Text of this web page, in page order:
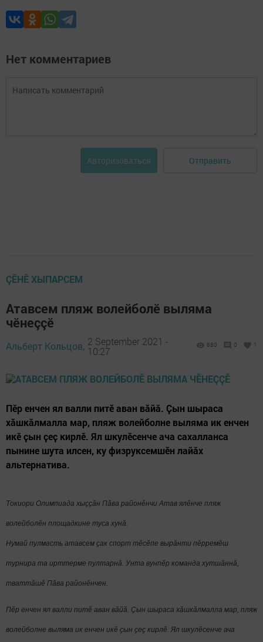
Нет комментариев
Авторизоваться Отправить
ÇӖНӖ ХЫПАРСЕМ
Атавсем пляж волейболӗ выляма
чӗнеççӗ
Альберт Кольцов, 2 September 2021 -
10:27
880 0 1
Пӗр енчен ял валли питӗ аван вăйă. Ҫын шыраса
хӑшкӑлмалла мар, пляж волейболне выляма ик енчен
икӗ ҫын ҫеҫ кирлӗ. Ял шкулӗсенче ача сахалланса
пынине шута илсен, ку физруксемшӗн лайӑх
альтернатива.
Токиори Олимпиада хыҫҫӑн Пӑва районӗнчи Атав ялӗнче пляж
волейболӗн площадкине туса хунӑ.
Нумай пулмасть атавсем ҫак спорт тӗсӗпе вырӑнти пӗрремӗш
турнира та ирттерме пултарнӑ. Унта вунпӗр команда хутшӑннӑ,
тваттăшӗ Пăва районӗнчен.
Пӗр енчен ял валли питӗ аван вăйă. Ҫын шыраса хӑшкӑлмалла мар, пляж
волейболне выляма ик енчен икӗ ҫын ҫеҫ кирлӗ. Ял шкулӗсенче ача